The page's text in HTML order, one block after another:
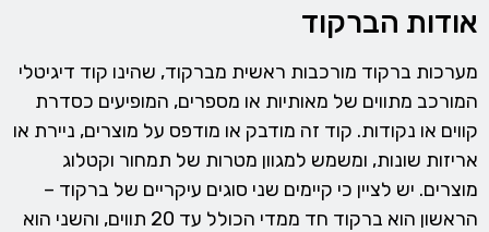
אודות הברקוד
מערכות ברקוד מורכבות ראשית מברקוד, שהינו קוד דיגיטלי
המורכב מתווים של מאותיות או מספרים, המופיעים כסדרת
קווים או נקודות. קוד זה מודבק או מודפס על מוצרים, ניירת או
אריזות שונות, ומשמש למגוון מטרות של תמחור וקטלוג
מוצרים. יש לציין כי קיימים שני סוגים עיקריים של ברקוד –
הראשון הוא ברקוד חד ממדי הכולל עד 20 תווים, והשני הוא